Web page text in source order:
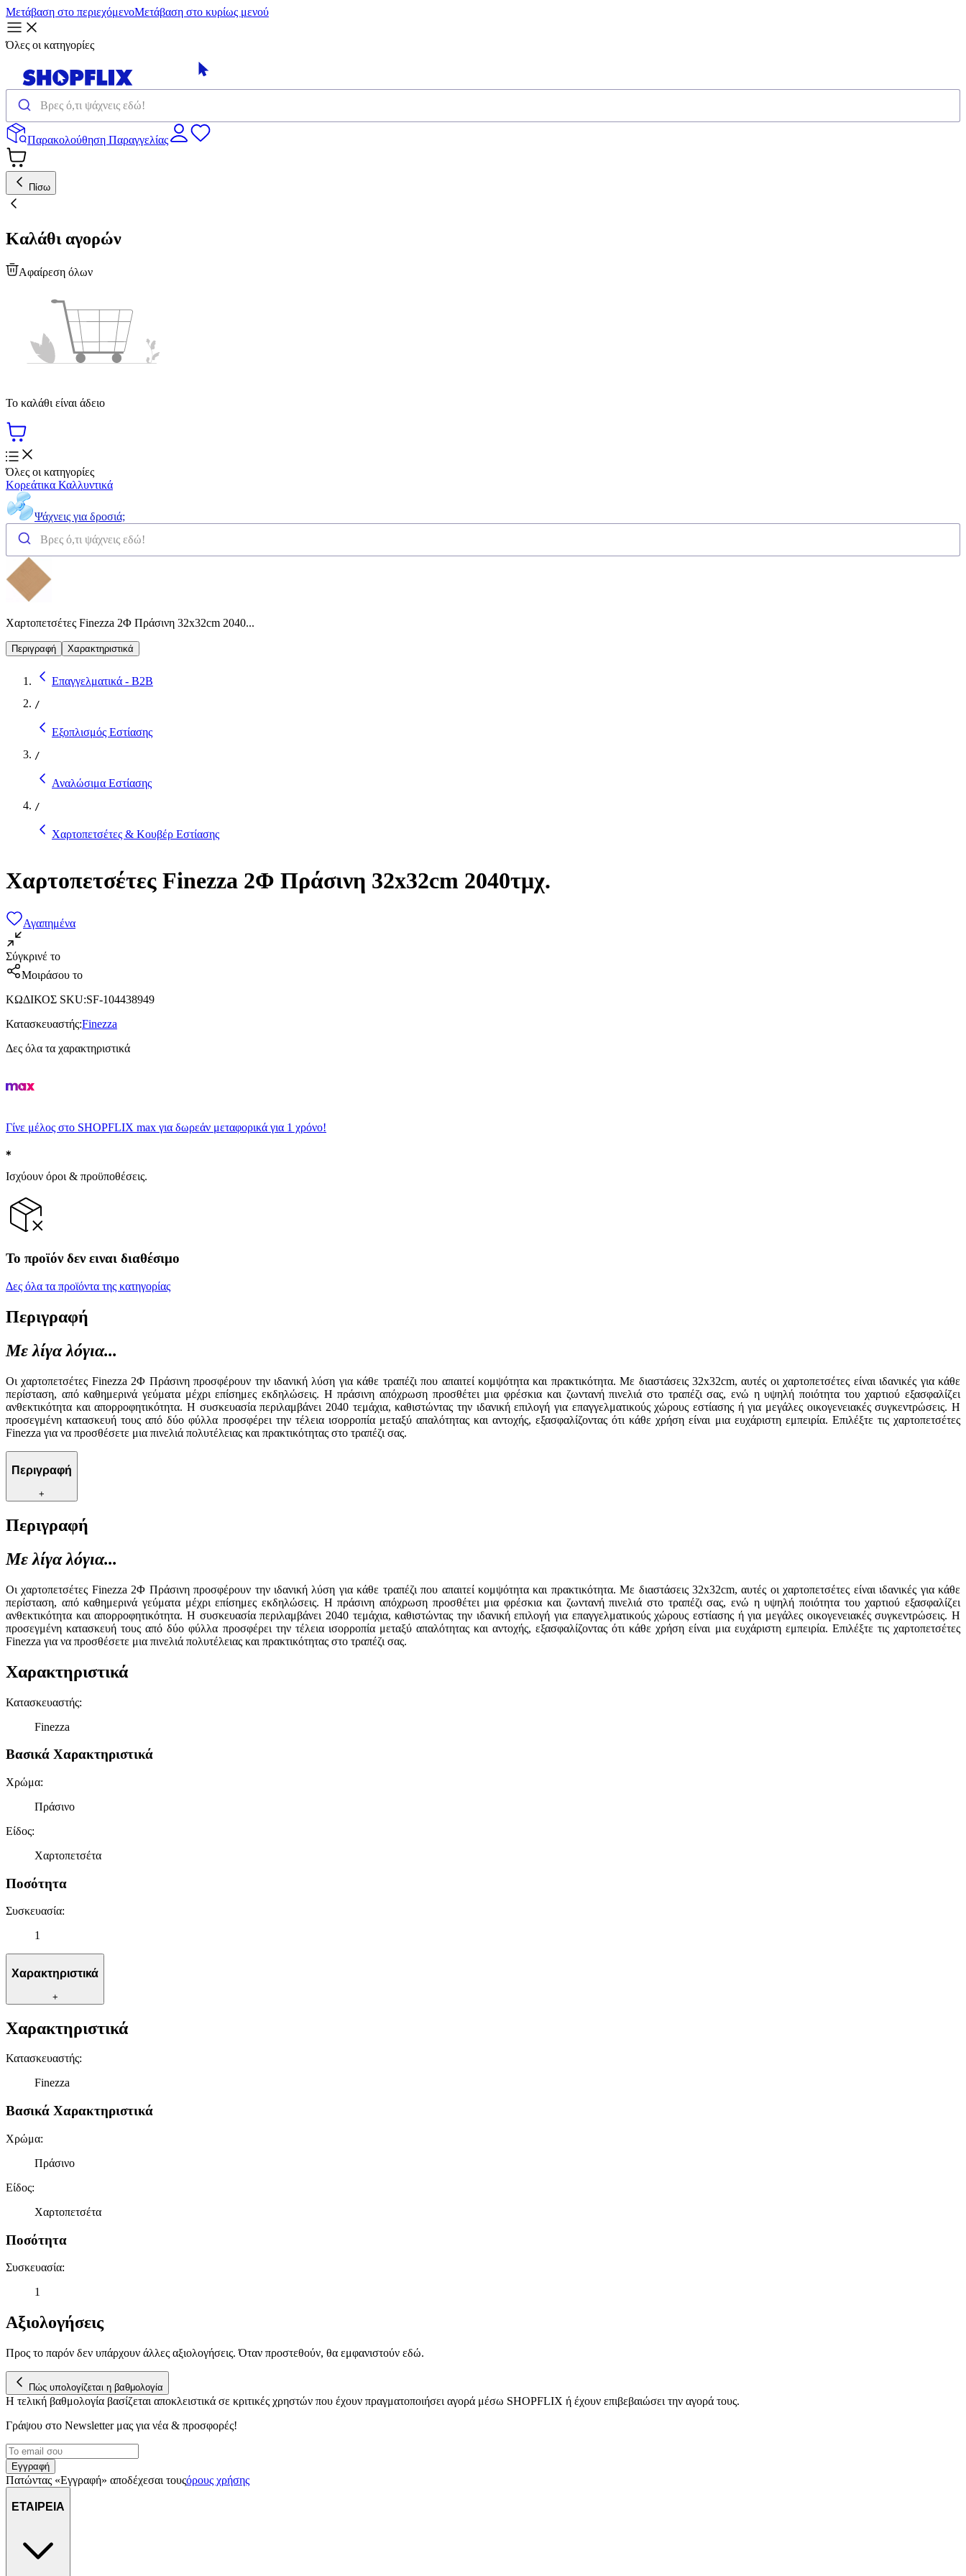
Μετάβαση στο περιεχόμενοΜετάβαση στο κυρίως μενού
Όλες οι κατηγορίες
Παρακολούθηση Παραγγελίας
Πίσω
Καλάθι αγορών
Αφαίρεση όλων
Το καλάθι είναι άδειο
Όλες οι κατηγορίες
Κορεάτικα Καλλυντικά
Ψάχνεις για δροσιά;
Χαρτοπετσέτες Finezza 2Φ Πράσινη 32x32cm 2040...
Περιγραφή Χαρακτηριστικά
Επαγγελματικά - B2B
/
Εξοπλισμός Εστίασης
/
Αναλώσιμα Εστίασης
/
Χαρτοπετσέτες & Κουβέρ Εστίασης
Χαρτοπετσέτες Finezza 2Φ Πράσινη 32x32cm 2040τμχ.
Αγαπημένα
Σύγκρινέ το
Μοιράσου το
ΚΩΔΙΚΟΣ SKU:SF-104438949
Κατασκευαστής:Finezza
Δες όλα τα χαρακτηριστικά
Γίνε μέλος στο SHOPFLIX max για δωρεάν μεταφορικά για 1 χρόνο!
Ισχύουν όροι & προϋποθέσεις.
Το προϊόν δεν ειναι διαθέσιμο
Δες όλα τα προϊόντα της κατηγορίας
Περιγραφή
Με λίγα λόγια...
Οι χαρτοπετσέτες Finezza 2Φ Πράσινη προσφέρουν την ιδανική λύση για κάθε τραπέζι που απαιτεί κομψότητα και πρακτικότητα. Με διαστάσεις 32x32cm, αυτές οι χαρτοπετσέτες είναι ιδανικές για κάθε
περίσταση, από καθημερινά γεύματα μέχρι επίσημες εκδηλώσεις. Η πράσινη απόχρωση προσθέτει μια φρέσκια και ζωντανή πινελιά στο τραπέζι σας, ενώ η υψηλή ποιότητα του χαρτιού εξασφαλίζει
ανθεκτικότητα και απορροφητικότητα. Η συσκευασία περιλαμβάνει 2040 τεμάχια, καθιστώντας την ιδανική επιλογή για επαγγελματικούς χώρους εστίασης ή για μεγάλες οικογενειακές συγκεντρώσεις. Η
προσεγμένη κατασκευή τους από δύο φύλλα προσφέρει την τέλεια ισορροπία μεταξύ απαλότητας και αντοχής, εξασφαλίζοντας ότι κάθε χρήση είναι μια ευχάριστη εμπειρία. Επιλέξτε τις χαρτοπετσέτες
Finezza για να προσθέσετε μια πινελιά πολυτέλειας και πρακτικότητας στο τραπέζι σας.
Περιγραφή
+
Περιγραφή
Με λίγα λόγια...
Οι χαρτοπετσέτες Finezza 2Φ Πράσινη προσφέρουν την ιδανική λύση για κάθε τραπέζι που απαιτεί κομψότητα και πρακτικότητα. Με διαστάσεις 32x32cm, αυτές οι χαρτοπετσέτες είναι ιδανικές για κάθε
περίσταση, από καθημερινά γεύματα μέχρι επίσημες εκδηλώσεις. Η πράσινη απόχρωση προσθέτει μια φρέσκια και ζωντανή πινελιά στο τραπέζι σας, ενώ η υψηλή ποιότητα του χαρτιού εξασφαλίζει
ανθεκτικότητα και απορροφητικότητα. Η συσκευασία περιλαμβάνει 2040 τεμάχια, καθιστώντας την ιδανική επιλογή για επαγγελματικούς χώρους εστίασης ή για μεγάλες οικογενειακές συγκεντρώσεις. Η
προσεγμένη κατασκευή τους από δύο φύλλα προσφέρει την τέλεια ισορροπία μεταξύ απαλότητας και αντοχής, εξασφαλίζοντας ότι κάθε χρήση είναι μια ευχάριστη εμπειρία. Επιλέξτε τις χαρτοπετσέτες
Finezza για να προσθέσετε μια πινελιά πολυτέλειας και πρακτικότητας στο τραπέζι σας.
Χαρακτηριστικά
Κατασκευαστής:
Finezza
Βασικά Χαρακτηριστικά
Χρώμα:
Πράσινο
Είδος:
Χαρτοπετσέτα
Ποσότητα
Συσκευασία:
1
Χαρακτηριστικά
+
Χαρακτηριστικά
Κατασκευαστής:
Finezza
Βασικά Χαρακτηριστικά
Χρώμα:
Πράσινο
Είδος:
Χαρτοπετσέτα
Ποσότητα
Συσκευασία:
1
Αξιολογήσεις
Προς το παρόν δεν υπάρχουν άλλες αξιολογήσεις. Όταν προστεθούν, θα εμφανιστούν εδώ.
Πώς υπολογίζεται η βαθμολογία
Η τελική βαθμολογία βασίζεται αποκλειστικά σε κριτικές χρηστών που έχουν πραγματοποιήσει αγορά μέσω SHOPFLIX ή έχουν επιβεβαιώσει την αγορά τους.
Γράψου στο Νewsletter μας για νέα & προσφορές!
Εγγραφή
Πατώντας «Εγγραφή» αποδέχεσαι τουςόρους χρήσης
ΕΤΑΙΡΕΙΑ